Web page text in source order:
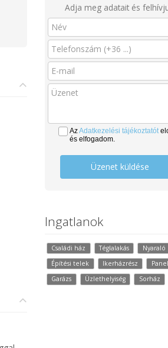
Adja meg adatait és
AzAdatkezelési tájékoztatót
és elfogadom.
Üzenet küldése
Ingatlanok
Családi ház Téglalakás
Nyaraló
Építési telek
Ikerházrész
Garázs
Üzlethelyiség Sorház